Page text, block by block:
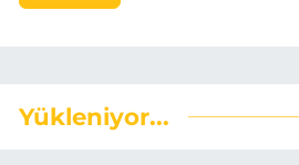
Yükleniyor...